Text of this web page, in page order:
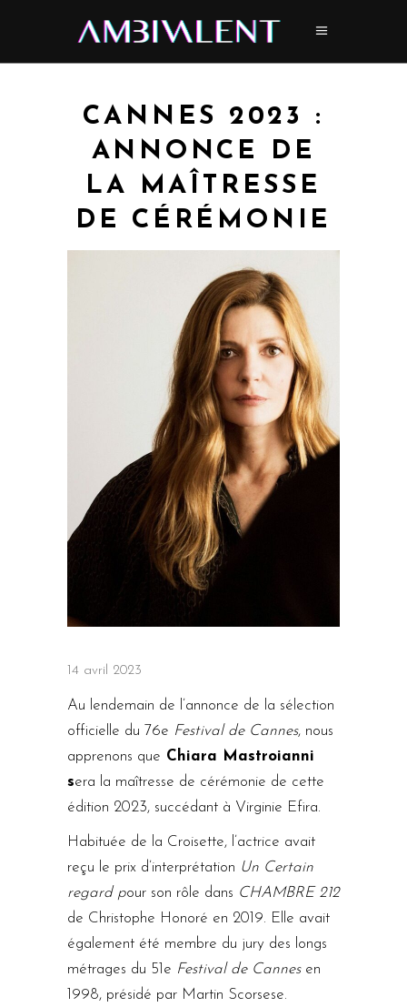
CANNES 2023 :
ANNONCE DE
LA MAÎTRESSE
DE CÉRÉMONIE
14 avril 2023
Au lendemain de l’annonce de la sélection
officielle du 76e Festival de Cannes, nous
apprenons que Chiara Mastroianni
sera la maîtresse de cérémonie de cette
édition 2023, succédant à Virginie Efira.
Habituée de la Croisette, l’actrice avait
reçu le prix d’interprétation Un Certain
regard pour son rôle dans CHAMBRE 212
de Christophe Honoré en 2019. Elle avait
également été membre du jury des longs
métrages du 51e Festival de Cannes en
1998, présidé par Martin Scorsese.